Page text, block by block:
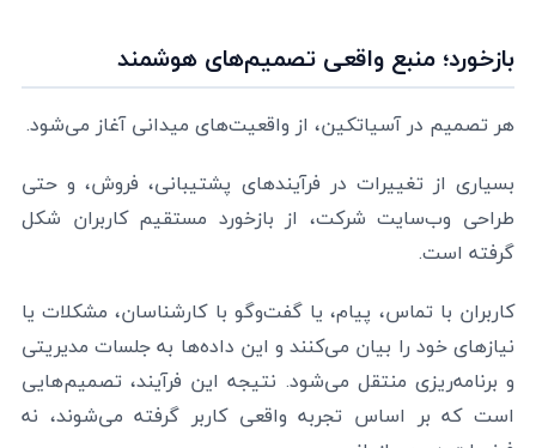
بازخورد؛ منبع واقعی تصمیم‌های هوشمند
هر تصمیم در آسیاتکین، از واقعیت‌های میدانی آغاز می‌شود.
بسیاری از تغییرات در فرآیندهای پشتیبانی، فروش، و حتی
طراحی وب‌سایت شرکت، از بازخورد مستقیم کاربران شکل
گرفته است.
کاربران با تماس، پیام، یا گفت‌وگو با کارشناسان، مشکلات یا
نیازهای خود را بیان می‌کنند و این داده‌ها به جلسات مدیریتی
و برنامه‌ریزی منتقل می‌شود. نتیجه این فرآیند، تصمیم‌هایی
است که بر اساس تجربه واقعی کاربر گرفته می‌شوند، نه